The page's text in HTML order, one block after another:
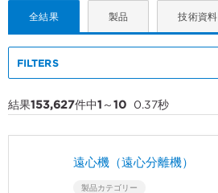
全結果 製品 技術資料
FILTERS
結果153,627件中1 ～10 0.37秒
遠心機（遠心分離機）
製品カテゴリー